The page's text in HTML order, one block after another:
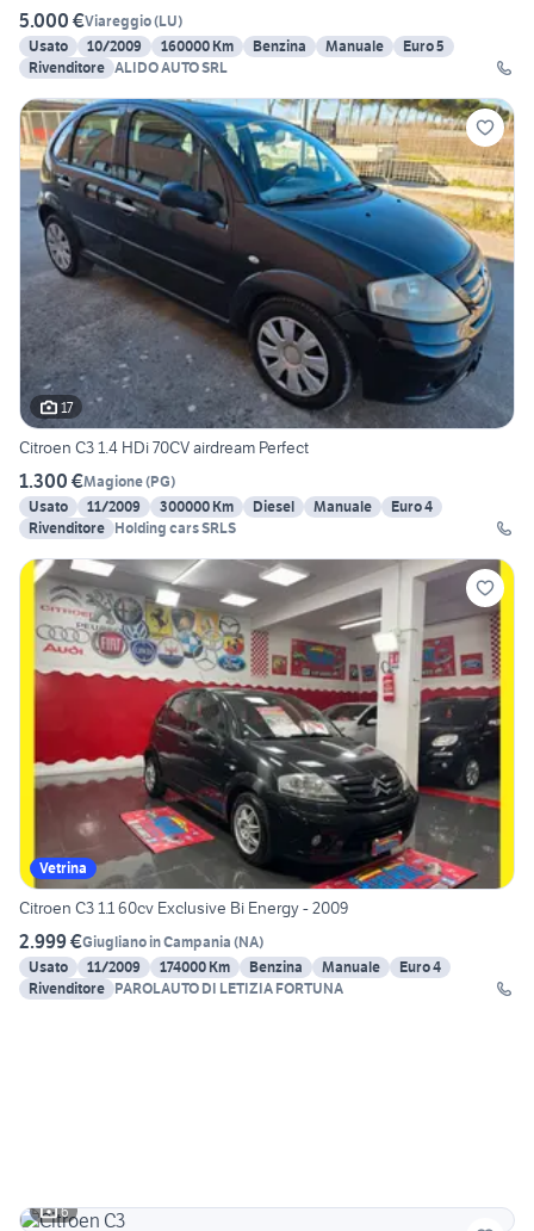
5.000 €Viareggio(LU)
Usato
10/2009 160000 Km Benzina Manuale
Euro 5
Rivenditore ALIDO AUTO SRL
17
Citroen C3 1.4 HDi 70CV airdream Perfect
1.300 €Magione(PG)
Usato
11/2009 300000 Km Diesel Manuale
Euro 4
Rivenditore Holding cars SRLS
Vetrina
Citroen C3 1.1 60cv Exclusive Bi Energy - 2009
2.999 €Giugliano in Campania (NA)
Usato
11/2009 174000 Km Benzina Manuale
Euro 4
Rivenditore PAROLAUTO DI LETIZIA FORTUNA
6